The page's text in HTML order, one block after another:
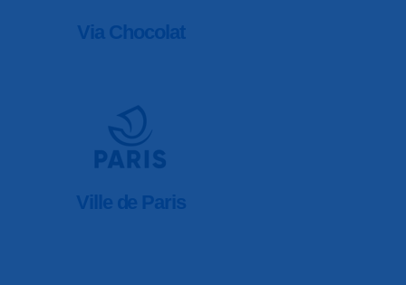
Via Chocolat
Ville de Paris